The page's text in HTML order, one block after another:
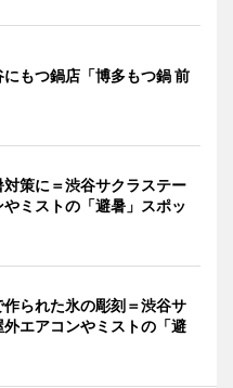
もつ鍋店「博多もつ鍋 前
対策に＝渋谷サクラステー
ミストの「避暑」スポッ
られた氷の彫刻＝渋谷サ
エアコンやミストの「避